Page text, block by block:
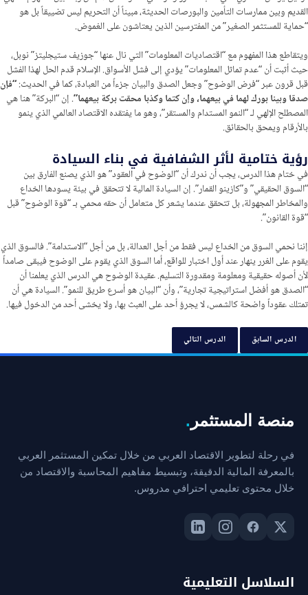
القديم وبين ممارسات التأمين والبورصات الحديثة، مبيناً أن التحريم ليس تضييقاً بل هو
“حماية للمستثمر الصغير” من المفترسين الذين يعتاشون على الغموض.
ويتقاطع هذا المفهوم مع “اقتصاديات المعلومات” التي نال عنها “جوزيف ستيجليتز” نوبل،
حيث أثبت أن “عدم تماثل المعلومات” يؤدي إلى فشل الأسواق. الإسلام قدم الحل لهذا الفشل
قبل قرون عبر “فرض الوضوح” وجعل الصدق والبيان جزءاً من العبادة، كما في الحديث:“فإن
صدقا وبينا بورك لهما في بيعهما، وإن كتما وكذبا محقت بركة بيعهما”. إن “البركة” هنا هي
المصطلح الإلهي لـ “النمو المستدام والمستقر”، وهو ما يفتقده الاقتصاد العالمي الذي ينمو
بالأرقام ويمحق بالحقائق.
رؤية ختامية لأثر الشفافية في بناء السيادة
في ختام هذا الدرس، يجب أن ندرك أن “الوضوح في العقود” هو الذي يصنع الفارق بين
“السوق الحقيقي” و”كازينو القمار”. إن السيادة المالية لا تتحقق في بيئة يسودها الخداع
والمخاطر المجهولة، بل تتحقق عندما يشعر كل متعامل أن حقه محمي بـ “قوة الوضوح” قبل
“قوة القانون”.
إننا نحمي السوق من الخداع ليس فقط من أجل العدالة، بل من أجل “الاستدامة”. فالسوق الذي
يقوم على الغرر ينهار عند أول اختبار للواقع، أما السوق الذي يقوم على الوضوح فيبقى صامداً
لأن أصوله حقيقية ومعلومة ومقدورة التسليم. عقيدة الوضوح هي الدرس الذي يعلمنا أن
“الصدق هو أفضل استراتيجية تجارية”، وأن “البيان هو أسرع طريق للنمو”. السيادة هي أن
تمتلك عقوداً واضحة كالشمس، لا يجرؤ أحد على العبث بها، ولا يخشى أحد من الدخول فيها.
الدرس السابق الدرس التالي
منصة المستثمر .
في رحلة لتطوير الاقتصاد العربي من خلال تمكين المستثمر العربي
بالمعرفة المالية الدقيقة، وتبسيط مفاهيم المحاسبة والاقتصاد من
خلال محتوى تعليمي احترافي مدروس.
السلاسل التعليمية